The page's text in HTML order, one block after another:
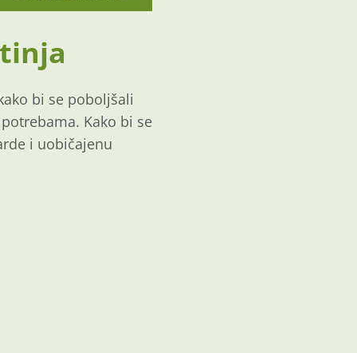
bi se poboljšali
Kako bi se
i uobičajenu